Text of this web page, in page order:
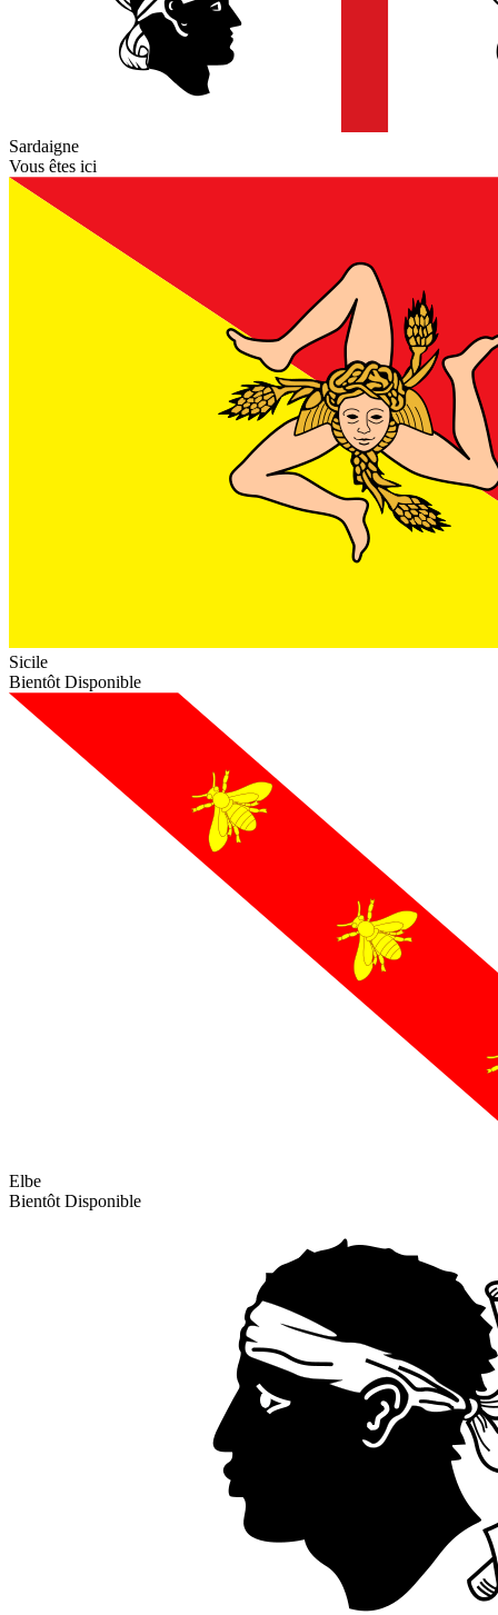
Sardaigne
Vous êtes ici
Sicile
Bientôt Disponible
Elbe
Bientôt Disponible